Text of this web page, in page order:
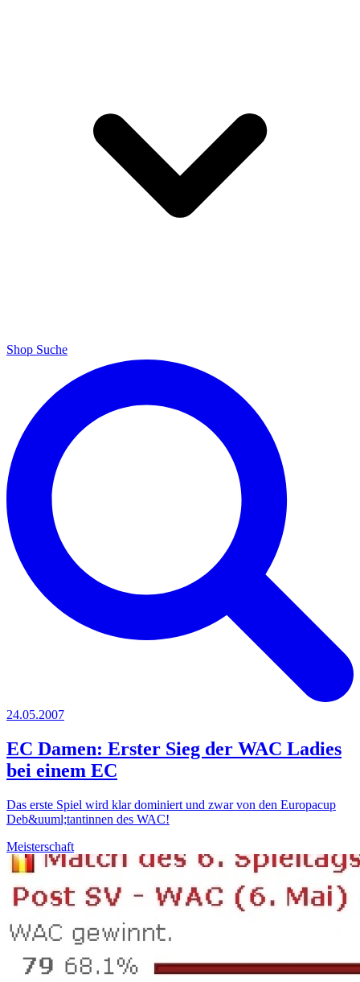
Shop Suche
24.05.2007
EC Damen: Erster Sieg der WAC Ladies
bei einem EC
Das erste Spiel wird klar dominiert und zwar von den Europacup
Deb&uuml;tantinnen des WAC!
Meisterschaft